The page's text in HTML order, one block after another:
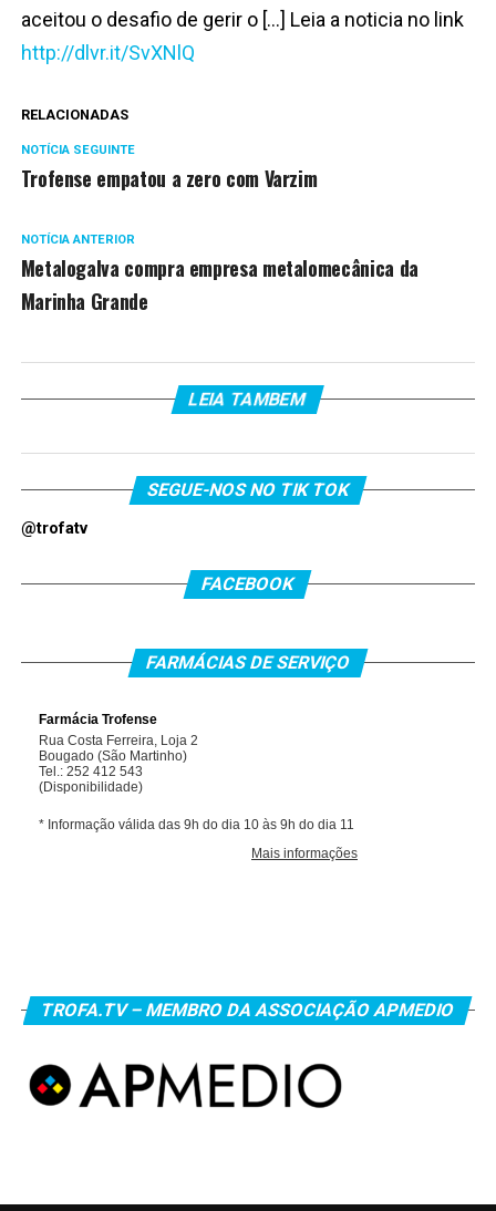
aceitou o desafio de gerir o […] Leia a noticia no link
http://dlvr.it/SvXNlQ
RELACIONADAS
NOTÍCIA SEGUINTE
Trofense empatou a zero com Varzim
NOTÍCIA ANTERIOR
Metalogalva compra empresa metalomecânica da
Marinha Grande
LEIA TAMBEM
SEGUE-NOS NO TIK TOK
@trofatv
FACEBOOK
FARMÁCIAS DE SERVIÇO
TROFA.TV – MEMBRO DA ASSOCIAÇÃO APMEDIO